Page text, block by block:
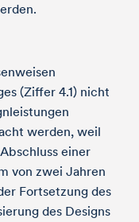
(Ziffer 4.1) nicht
werden, weil
einer
von zwei Jahren
Fortsetzung des
des Designs